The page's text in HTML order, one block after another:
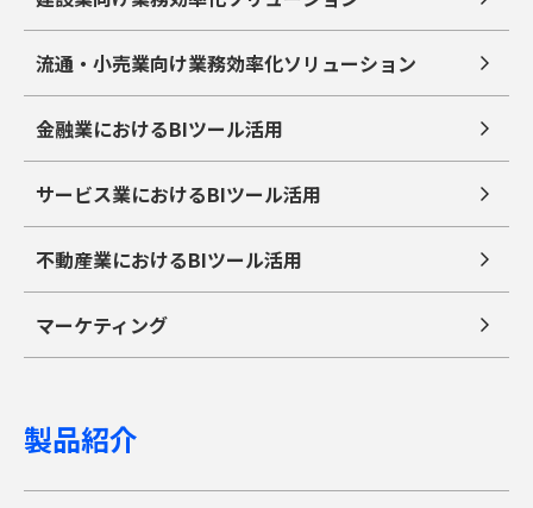
流通・小売業向け業務効率化ソリューション
金融業におけるBIツール活用
サービス業におけるBIツール活用
不動産業におけるBIツール活用
マーケティング
製品紹介